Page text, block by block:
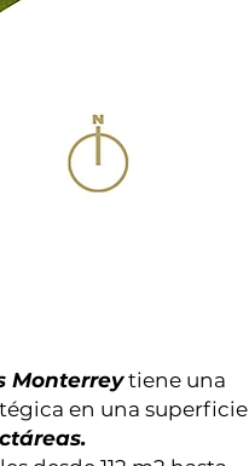
Monterreytiene una
en una superficie